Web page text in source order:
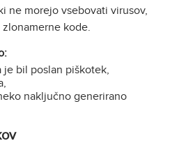
ne morejo vsebovati virusov,
kode.
je bil poslan piškotek,
naključno generirano